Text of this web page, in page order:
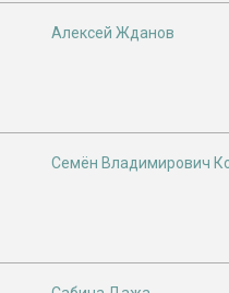
Алексей Жданов
Семён Владимирович